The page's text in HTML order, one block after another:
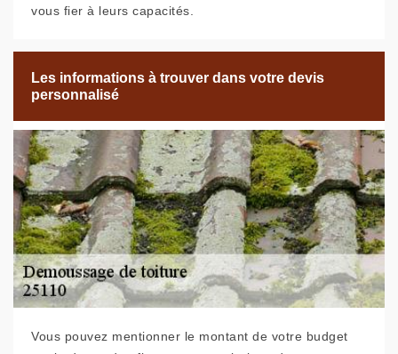
vous fier à leurs capacités.
Les informations à trouver dans votre devis
personnalisé
Vous pouvez mentionner le montant de votre budget